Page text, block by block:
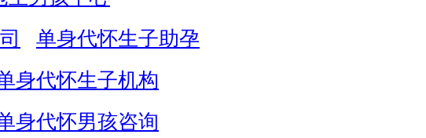
单身代怀生子助孕
身代怀生子机构
身代怀男孩咨询